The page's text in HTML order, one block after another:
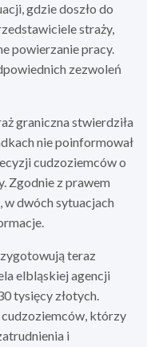
gdzie doszło do
straży,
powierzanie pracy.
zezwoleń
graniczna stwierdziła
nie poinformował
cudzoziemców o
Zgodnie z prawem
dwóch sytuacjach
teraz
elbląskiej agencji
tysięcy złotych.
którzy
i